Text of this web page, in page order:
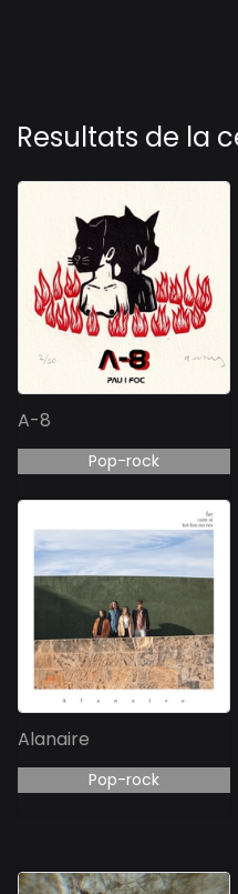
Resultats de la
A-8
Pop-rock
Alanaire
Pop-rock